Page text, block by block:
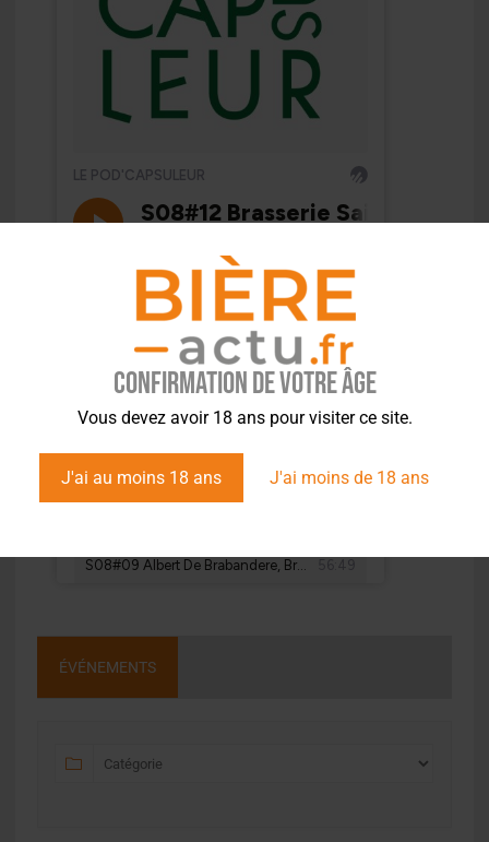
Confirmation de votre âge
Vous devez avoir 18 ans pour visiter ce site.
J'ai au moins 18 ans J'ai moins de 18 ans
ÉVÉNEMENTS